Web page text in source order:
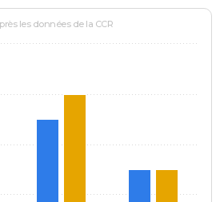
les données de la CCR